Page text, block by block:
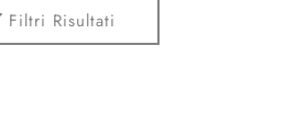
Filtri Risultati